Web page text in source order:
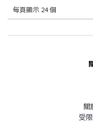
每頁顯示 24 個
關
受